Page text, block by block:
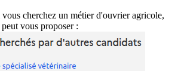
vous cherchez un métier d'ouvrier agricole,
vous proposer :